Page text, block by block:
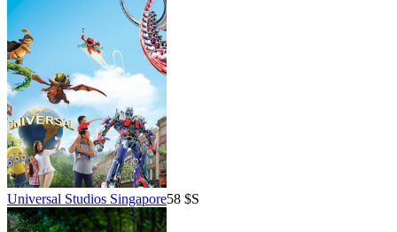
Universal Studios Singapore58 $S